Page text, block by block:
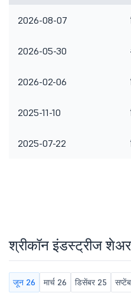
2026-08-07
2026-05-30
2026-02-06
2025-11-10
2025-07-22
श्रीकॉन इंडस्ट्रीज
जून 26 मार्च 26 डिसेंबर 25